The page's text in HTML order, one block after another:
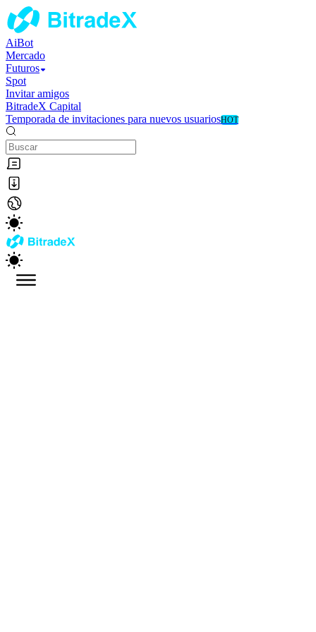
AiBot
Mercado
Futuros
Spot
Invitar amigos
BitradeX Capital
Temporada de invitaciones para nuevos usuariosHOT